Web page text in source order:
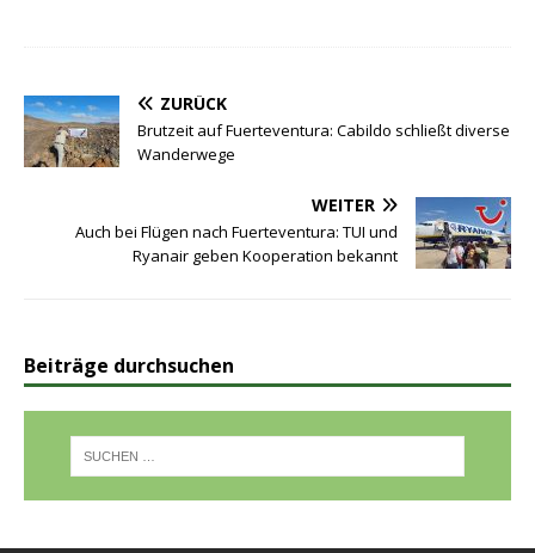
ZURÜCK
Brutzeit auf Fuerteventura: Cabildo schließt diverse
Wanderwege
WEITER
Auch bei Flügen nach Fuerteventura: TUI und
Ryanair geben Kooperation bekannt
Beiträge durchsuchen